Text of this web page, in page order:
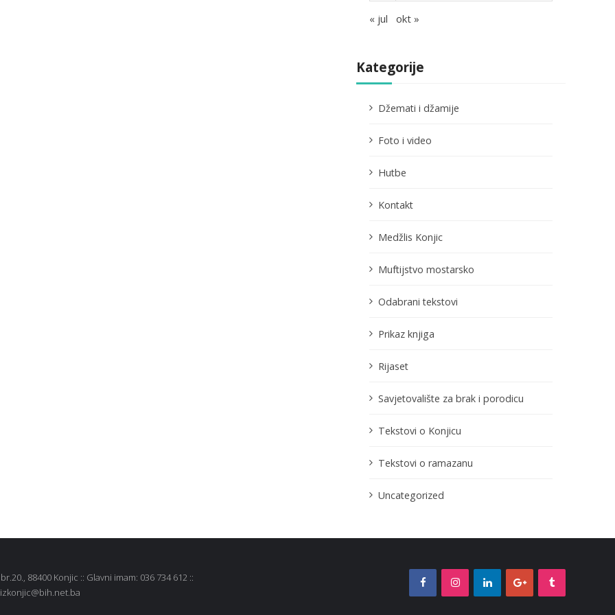
« jul okt »
Kategorije
Džemati i džamije
Foto i video
Hutbe
Kontakt
Medžlis Konjic
Muftijstvo mostarsko
Odabrani tekstovi
Prikaz knjiga
Rijaset
Savjetovalište za brak i porodicu
Tekstovi o Konjicu
Tekstovi o ramazanu
Uncategorized
br.20., 88400 Konjic :: Glavni imam: 036 734 612 ::